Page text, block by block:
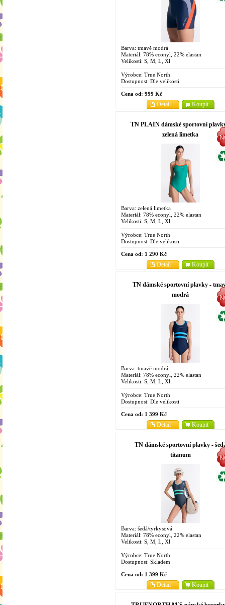
Barva: tmavě modrá
Materiál: 78% econyl, 22% elastan
Velikosti: S, M, L, Xl
Výrobce: True North
Dostupnost: Dle velikosti
Cena od: 999 Kč
Koupit
Detail
TN PLAIN dámské sportovní
zelená limetka
Barva: zelená limetka
Materiál: 78% econyl, 22% elastan
Velikosti: S, M, L, Xl
Výrobce: True North
Dostupnost: Dle velikosti
Cena od: 1 290 Kč
Koupit
Detail
TN dámské sportovní plavky -
modrá
Barva: tmavě modrá
Materiál: 78% econyl, 22% elastan
Velikosti: S, M, L, Xl
Výrobce: True North
Dostupnost: Dle velikosti
Cena od: 1 399 Kč
Koupit
Detail
TN dámské sportovní plavky -
titanum
Barva: šedá/tyrkysová
Materiál: 78% econyl, 22% elastan
Velikosti: S, M, L, Xl
Výrobce: True North
Dostupnost: Skladem
Cena od: 1 399 Kč
Koupit
Detail